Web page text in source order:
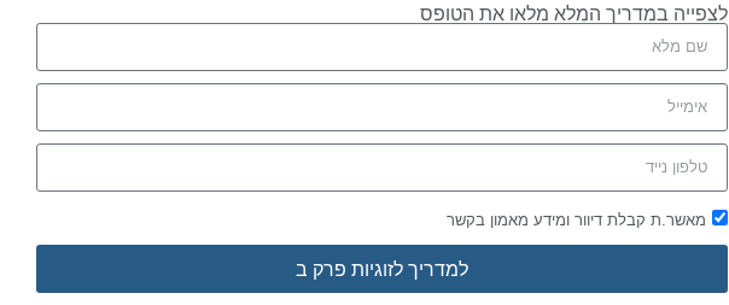
לצפייה במדריך המלא מלאו את הטופס
מאשר.ת קבלת דיוור ומידע מאמון בקשר
למדריך לזוגיות פרק ב